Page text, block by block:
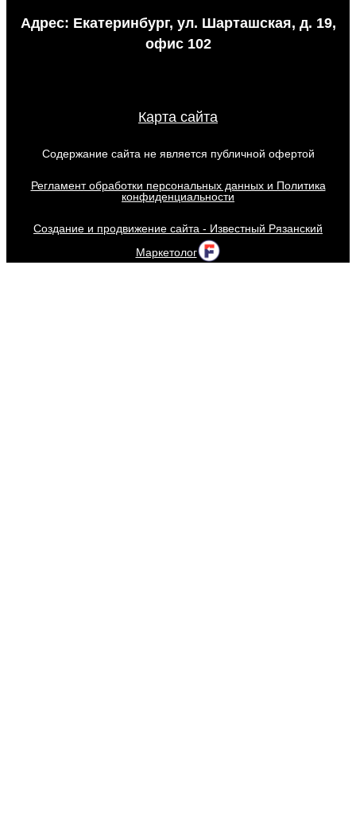
Адрес: Екатеринбург, ул. Шарташская, д. 19,
офис 102
Карта сайта
Содержание сайта не является публичной офертой
Регламент обработки персональных данных и Политика
конфиденциальности
Создание и продвижение сайта - Известный Рязанский
Маркетолог